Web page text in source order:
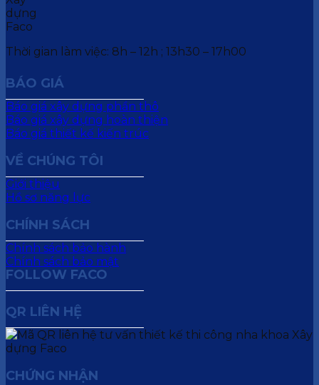
Thời gian làm việc: 8h – 12h ; 13h30 – 17h00
BÁO GIÁ
Báo giá xây dựng phần thô
Báo giá xây dựng hoàn thiện
Báo giá thiết kế kiến trúc
VỀ CHÚNG TÔI
Giới thiệu
Hồ sơ năng lực
CHÍNH SÁCH
Chính sách bảo hành
Chính sách bảo mật
FOLLOW FACO
QR LIÊN HỆ
CHỨNG NHẬN